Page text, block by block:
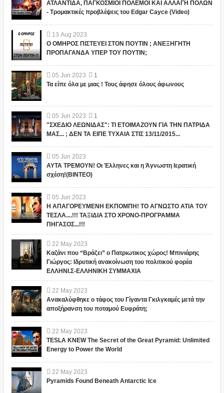
ΑΤΛΑΝΤΙΔΑ, ΠΑΓΚΟΣΜΙΟΙ ΠΟΛΕΜΟΙ ΚΑΙ ΑΛΛΑΓΗ ΠΟΛΩΝ
- Τρομακτικές προβλέψεις του Edgar Cayce (Video)
13 Aug 2023
Ο ΟΜΗΡΟΣ ΠΙΣΤΕΥΕΙ ΣΤΟΝ ΠΟΥΤΙΝ ; ΑΝΕΞΗΓΗΤΗ
ΠΡΟΠΑΓΑΝΔΑ ΥΠΕΡ ΤΟΥ ΠΟΥΤΙΝ;
05 Jun 2023
1
Τα είπε όλα με μιας ! Τους άφησε όλους άφωνους
05 Jun 2023
1
"ΣΧΕΔΙΟ ΛΕΩΝΙΔΑΣ": ΤΙ ΕΤΟΙΜΑΖΟΥΝ ΓΙΑ ΤΗΝ ΠΑΤΡΙΔΑ
ΜΑΣ... ; ΔΕΝ ΤΑ ΕΙΠΕ ΤΥΧΑΙΑ ΣΤΙΣ 13/11/2015...
05 Jun 2023
ΑΥΤΑ ΤΡΕΜΟΥΝ! Οι Έλληνες και η Άγνωστη Ιερατική
σχέση!(ΒΙΝΤΕΟ)
05 Jun 2023
Η ΑΠΑΓΟΡΕΥΜΕΝΗ ΕΚΠΟΜΠΗ! ΤΟ ΑΓΝΩΣΤΟ ΑΤΙΑ ΤΟΥ
ΤΕΣΛΑ....!!! ΤΑΞΙΔΙΑ ΣΤΟ ΧΡΟΝΟ-ΠΡΟΓΡΑΜΜΑ
ΠΗΓΑΣΟΣ...!!!
22 May 2023
Καζάνι που “Βράζει” ο Πατριωτικος χώρος! Μπινιάρης
Γιώργος: Ιδρυτική ανακοίνωση του πολιτικού φορέα
ΕΛΛΗΝΙ.Σ-ΕΛΛΗΝΙΚΗ ΣΥΜΜΑΧΙΑ
22 May 2023
Ανακαλύφθηκε ο τάφος του Γίγαντα Γκιλγκαμές μετά την
αποξήρανση του ποταμού Ευφράτη;
22 May 2023
TESLA KNEW The Secret of the Great Pyramid: Unlimited
Energy to Power the World
22 May 2023
Pyramids Found Beneath Antarctic Ice